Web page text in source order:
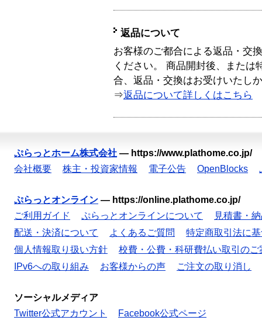
返品について
お客様のご都合による返品・交
ください。 商品開封後、または
合、返品・交換はお受けいたし
⇒返品について詳しくはこちら
ぷらっとホーム株式会社 — https://www.plathome.co.jp/
会社概要
株主・投資家情報 電子公告 OpenBlocks
ぷらっとオンライン — https://online.plathome.co.jp/
ご利用ガイド
ぷらっとオンラインについて
見積書・
配送・決済について
よくあるご質問
特定商取引法に
個人情報取り扱い方針
校費・公費・科研費払い取引のご
IPv6への取り組み
お客様からの声 ご注文の取り消し
ソーシャルメディア
Twitter公式アカウント
Facebook公式ページ